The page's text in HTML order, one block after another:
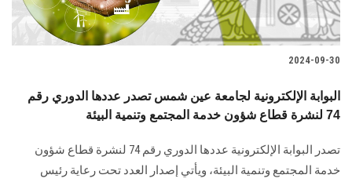
2024-09-30
البوابة الإلكترونية لجامعة عين شمس تصدر عددها الدوري رقم
74 لنشرة قطاع شؤون خدمة المجتمع وتنمية البيئة
تصدر البوابة الإلكترونية عددها الدوري رقم 74 لنشرة قطاع شؤون
خدمة ‏المجتمع وتنمية البيئة‎، ويأتي إصدار العدد تحت رعاية رئيس